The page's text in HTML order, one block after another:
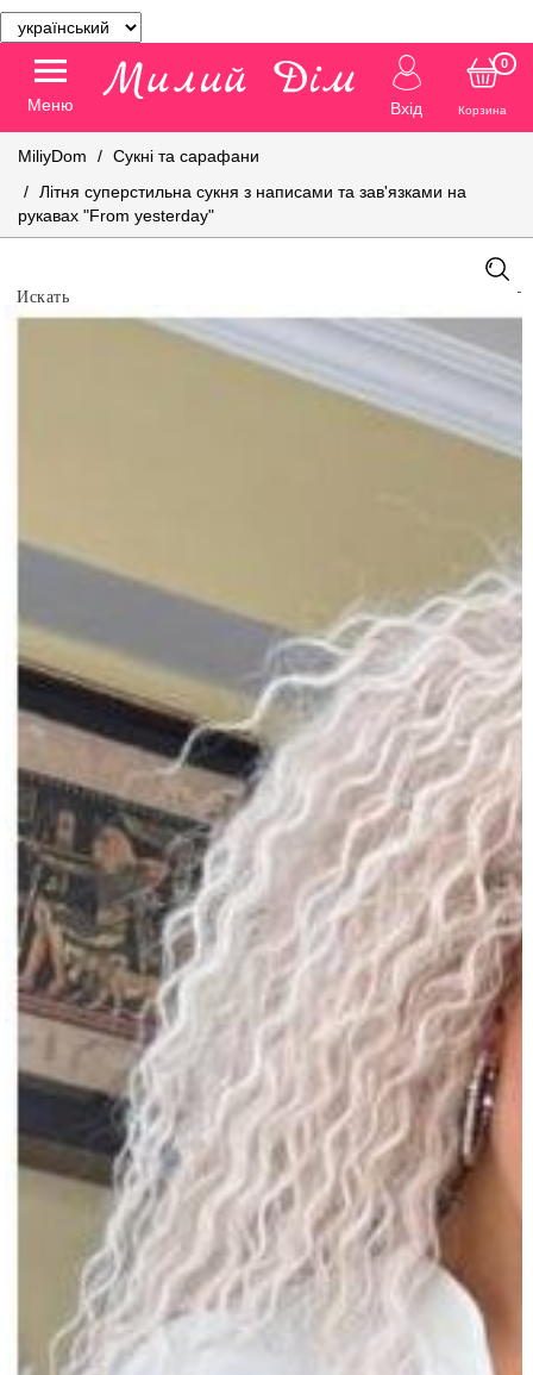
Меню Вхід Корзина
0
MiliyDom
Сукні та сарафани
Літня суперстильна сукня з написами та зав'язками на
рукавах "From yesterday"